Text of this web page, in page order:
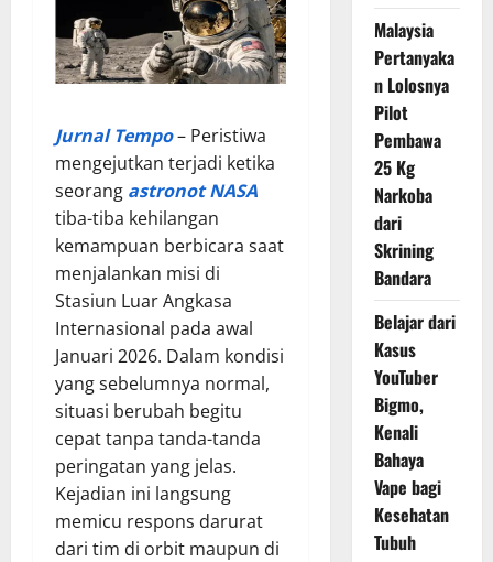
Jurnal Tempo– Peristiwa
mengejutkan terjadi ketika
seorang astronot NASA
tiba-tiba kehilangan
kemampuan berbicara saat
menjalankan misi di
Stasiun Luar Angkasa
Internasional pada awal
Januari 2026. Dalam kondisi
yang sebelumnya normal,
situasi berubah begitu
cepat tanpa tanda-tanda
peringatan yang jelas.
Kejadian ini langsung
memicu respons darurat
dari tim di orbit maupun di
Malaysia
Pertanyaka
n Lolosnya
Pilot
Pembawa
25 Kg
Narkoba
dari
Skrining
Bandara
Belajar dari
Kasus
YouTuber
Bigmo,
Kenali
Bahaya
Vape bagi
Kesehatan
Tubuh